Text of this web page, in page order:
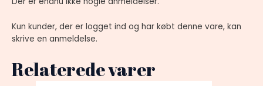
Kun kunder, der er logget ind og har købt denne vare, kan
skrive en anmeldelse.
Relaterede varer